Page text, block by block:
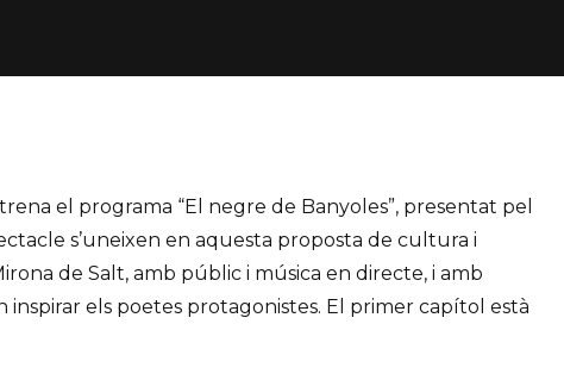
el programa “El negre de Banyoles”, presentat pel
s’uneixen en aquesta proposta de cultura i
de Salt, amb públic i música en directe, i amb
inspirar els poetes protagonistes. El primer capítol està